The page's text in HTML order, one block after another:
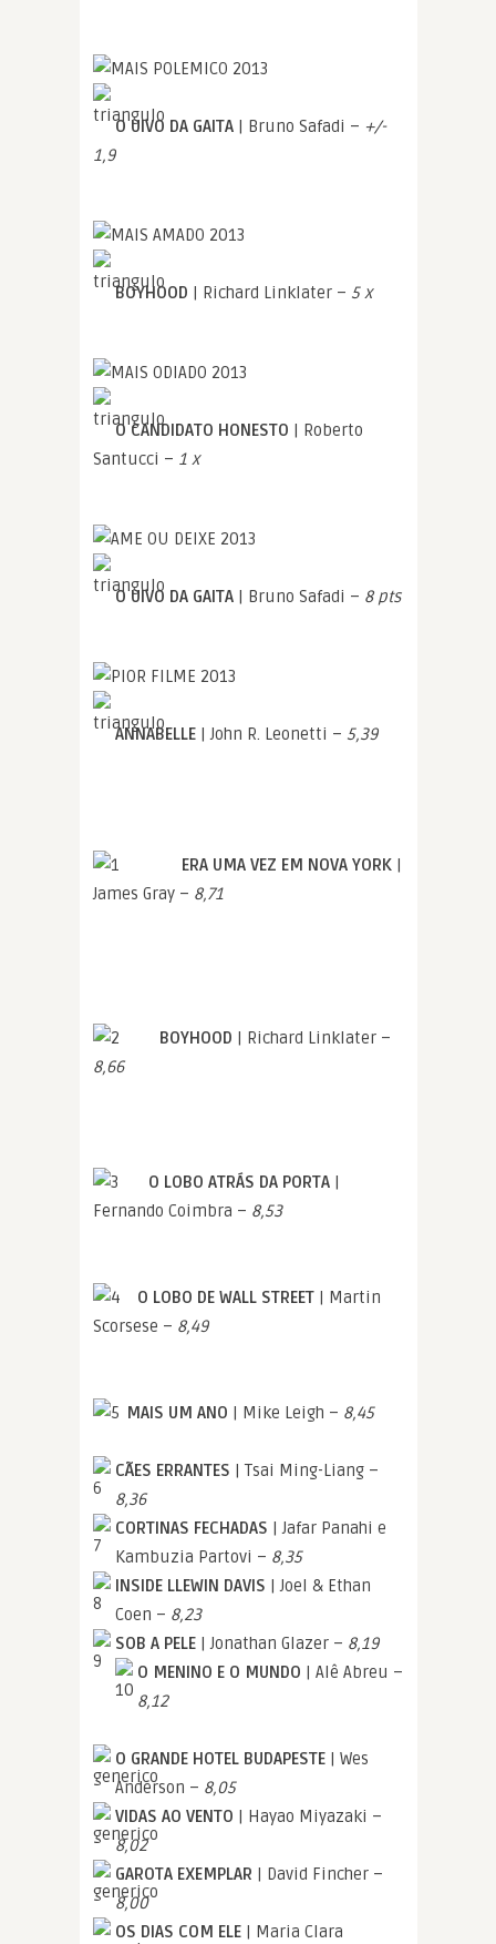
O UIVO DA GAITA | Bruno Safadi – +/-
1,9
BOYHOOD | Richard Linklater – 5 x
O CANDIDATO HONESTO | Roberto
Santucci – 1 x
O UIVO DA GAITA | Bruno Safadi – 8 pts
ANNABELLE | John R. Leonetti – 5,39
ERA UMA VEZ EM NOVA YORK
James Gray – 8,71
BOYHOOD | Richard Linklater –
8,66
O LOBO ATRÁS DA PORTA
Fernando Coimbra – 8,53
O LOBO DE WALL STREET | Martin
Scorsese – 8,49
MAIS UM ANO | Mike Leigh – 8,45
CÃES ERRANTES | Tsai Ming-Liang –
8,36
CORTINAS FECHADAS | Jafar Panahi e
Kambuzia Partovi – 8,35
INSIDE LLEWIN DAVIS | Joel & Ethan
Coen – 8,23
SOB A PELE | Jonathan Glazer – 8,19
O MENINO E O MUNDO | Alê Abreu –
8,12
O GRANDE HOTEL BUDAPESTE | Wes
Anderson – 8,05
VIDAS AO VENTO | Hayao Miyazaki –
8,02
GAROTA EXEMPLAR | David Fincher –
8,00
OS DIAS COM ELE | Maria Clara